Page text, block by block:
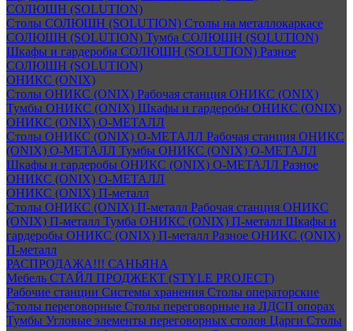
СОЛЮШН (SOLUTION)
Столы СОЛЮШН (SOLUTION) Столы на металлокаркасе
СОЛЮШН (SOLUTION) Тумба СОЛЮШН (SOLUTION)
Шкафы и гардеробы СОЛЮШН (SOLUTION) Разное
СОЛЮШН (SOLUTION)
ОНИКС (ONIX)
Столы ОНИКС (ONIX) Рабочая станция ОНИКС (ONIX)
Тумбы ОНИКС (ONIX) Шкафы и гардеробы ОНИКС (ONIX)
ОНИКС (ONIX) O-МЕТАЛЛ
Столы ОНИКС (ONIX) O-МЕТАЛЛ Рабочая станция ОНИКС
(ONIX) O-МЕТАЛЛ Тумбы ОНИКС (ONIX) O-МЕТАЛЛ
Шкафы и гардеробы ОНИКС (ONIX) O-МЕТАЛЛ Разное
ОНИКС (ONIX) O-МЕТАЛЛ
ОНИКС (ONIX) П-металл
Столы ОНИКС (ONIX) П-металл Рабочая станция ОНИКС
(ONIX) П-металл Тумба ОНИКС (ONIX) П-металл Шкафы и
гардеробы ОНИКС (ONIX) П-металл Разное ОНИКС (ONIX)
П-металл
РАСПРОДАЖА!!! САНЬЯНА
Мебель СТАЙЛ ПРОДЖЕКТ (STYLE PROJECT)
Рабочие станции Системы хранения Столы операторские
Столы переговорные Столы переговорные на ЛДСП опорах
Тумбы Угловые элементы переговорных столов Царги Столы